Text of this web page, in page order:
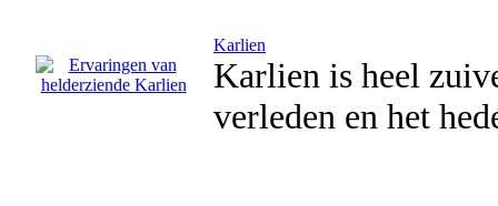
Karlien
Karlien is heel
verleden en het